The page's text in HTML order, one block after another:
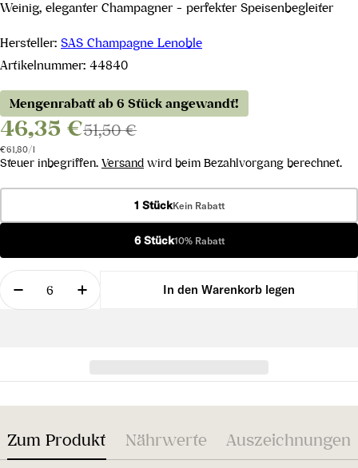
Weinig, eleganter Champagner - perfekter Speisenbegleiter
Hersteller: SAS Champagne Lenoble
Artikelnummer: 44840
Mengenrabatt ab 6 Stück angewandt!
46,35 €51,50 €
Stückpreis
€61,80/pro
l
Steuer inbegriffen. Versand wird beim Bezahlvorgang berechnet.
1 StückKein Rabatt
6 Stück10% Rabatt
Menge
Menge für Champagne Brut Intense
Menge für Champagne Brut Intense
In den Warenkorb legen
Zum Produkt Nährwerte Auszeichnungen